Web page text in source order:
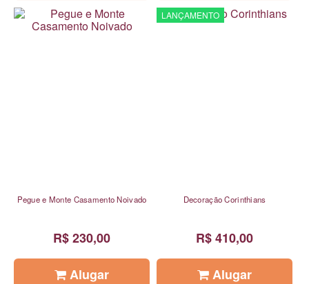
Pegue e Monte Casamento Noivado
R$ 230,00
Alugar
LANÇAMENTO
Decoração Corinthians
R$ 410,00
Alugar